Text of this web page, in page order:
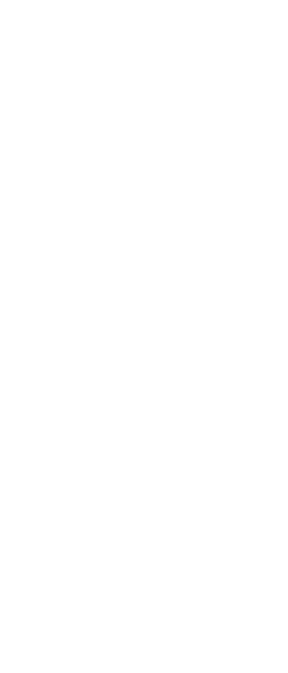
beschränkt sich die Haftung
des Anbieters auf den nach
unmittelbaren
fahrlässigen Pflichtverletzungen von
durch deren Verletzung die
gefährdet wird, haften wir sowie
gelten nicht bei
oder aus Garantie sowie bei
und Gesundheitsschäden sowie bei
Daten vertraulich und
Eine
ausdrückliche Einwilligung erfolgt
Abwicklung des Vertrages,
Ware betrauten Unternehmen.
Bundesrepublik Deutschland unter
soweit diese Rechtswahl nicht dazu